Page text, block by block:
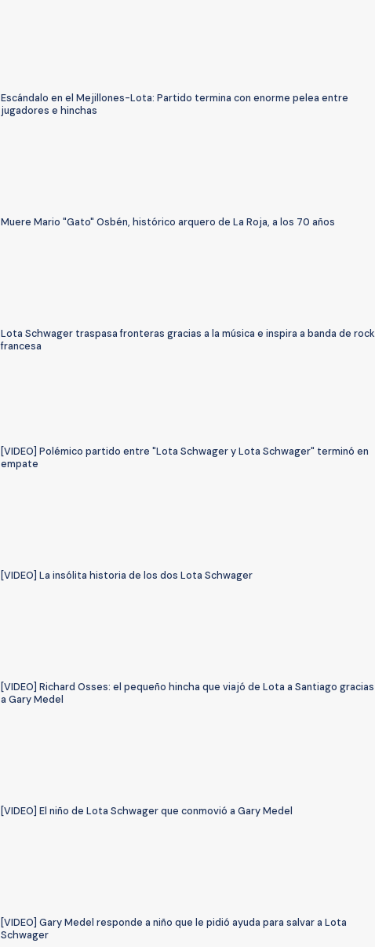
Escándalo en el Mejillones-Lota: Partido termina con enorme pelea entre
jugadores e hinchas
Muere Mario "Gato" Osbén, histórico arquero de La Roja, a los 70 años
Lota Schwager traspasa fronteras gracias a la música e inspira a banda de rock
francesa
[VIDEO] Polémico partido entre "Lota Schwager y Lota Schwager" terminó en
empate
[VIDEO] La insólita historia de los dos Lota Schwager
[VIDEO] Richard Osses: el pequeño hincha que viajó de Lota a Santiago gracias
a Gary Medel
[VIDEO] El niño de Lota Schwager que conmovió a Gary Medel
[VIDEO] Gary Medel responde a niño que le pidió ayuda para salvar a Lota
Schwager